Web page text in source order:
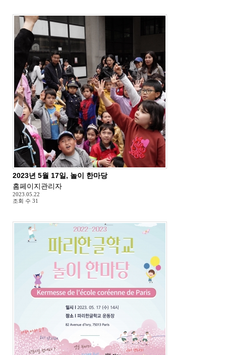
2023년 5월 17일, 놀이 한마당
홈페이지관리자
2023.05.22
조회 수 31